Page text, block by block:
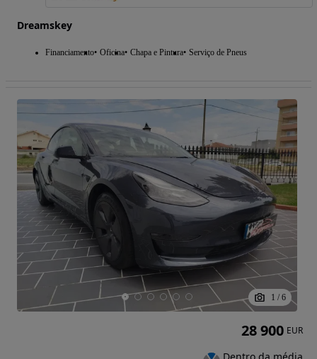
Dreamskey
Financiamento Oficina Chapa e Pintura Serviço de Pneus
1 / 6
28 900 EUR
Dentro da média